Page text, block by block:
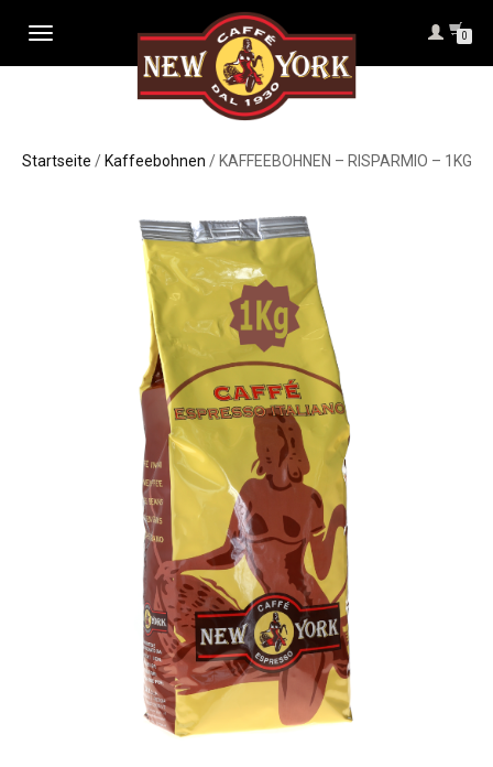
NAVIGATION
0
Startseite / Kaffeebohnen / KAFFEEBOHNEN – RISPARMIO – 1KG